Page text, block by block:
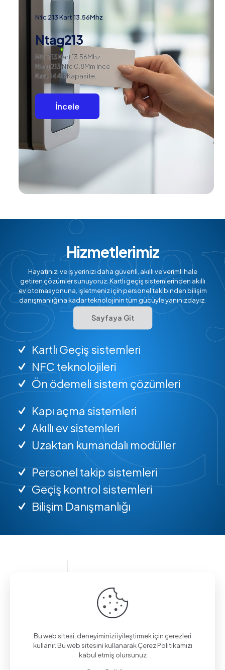
Nfc 213 Kart 13.56Mhz
Ntag213
Nfc 213 Kart 13.56Mhz
Ntag213 Nfc 0.8Mm İnce
Kart. 144B Kapasite.
İncele
Hizmetlerimiz
Hayatınızı ve iş yerinizi daha güvenli, akıllı ve verimli hale
getiren çözümler sunuyoruz. Kartlı geçiş sistemlerinden akıllı
ev otomasyonuna, işletmeniz için personel takibinden bilişim
danışmanlığına kadar teknolojinin tüm gücüyle yanınızdayız.
Sayfaya Git
Kartlı Geçiş sistemleri
NFC teknolojileri
Ön ödemeli sistem çözümleri
Kapı açma sistemleri
Akıllı ev sistemleri
Uzaktan kumandalı modüller
Personel takip sistemleri
Geçiş kontrol sistemleri
Bilişim Danışmanlığı
Bilgi almak için arayın.
(0312) 325 02 01
Bu web sitesi, deneyiminizi iyileştirmek için çerezleri
kullanır. Bu web sitesini kullanarak Çerez Politikamızı
kabul etmiş olursunuz